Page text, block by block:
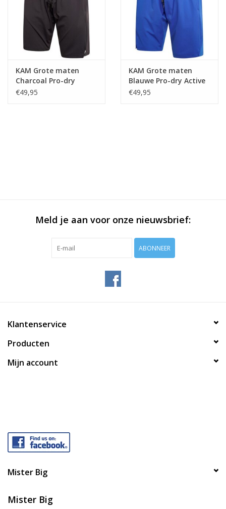
KAM Grote maten
Charcoal Pro-dry
Active Sportshort
€49,95
KAM Grote maten
Blauwe Pro-dry Active
Sportshort
€49,95
Meld je aan voor onze nieuwsbrief:
ABONNEER
Klantenservice
Producten
Mijn account
Mister Big
Mister Big